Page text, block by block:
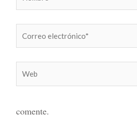
electrónico*
comente.